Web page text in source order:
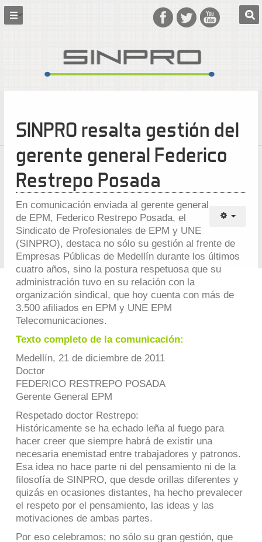
SINPRO resalta gestión del
gerente general Federico
Restrepo Posada
En comunicación enviada al gerente general
de EPM, Federico Restrepo Posada, el
Sindicato de Profesionales de EPM y UNE
(SINPRO), destaca no sólo su gestión al frente de
Empresas Públicas de Medellín durante los últimos
cuatro años, sino la postura respetuosa que su
administración tuvo en su relación con la
organización sindical, que hoy cuenta con más de
3.500 afiliados en EPM y UNE EPM
Telecomunicaciones.
Texto completo de la comunicación:
Medellín, 21 de diciembre de 2011
Doctor
FEDERICO RESTREPO POSADA
Gerente General EPM
Respetado doctor Restrepo:
Históricamente se ha echado leña al fuego para
hacer creer que siempre habrá de existir una
necesaria enemistad entre trabajadores y patronos.
Esa idea no hace parte ni del pensamiento ni de la
filosofía de SINPRO, que desde orillas diferentes y
quizás en ocasiones distantes, ha hecho prevalecer
el respeto por el pensamiento, las ideas y las
motivaciones de ambas partes.
Por eso celebramos; no sólo su gran gestión, que